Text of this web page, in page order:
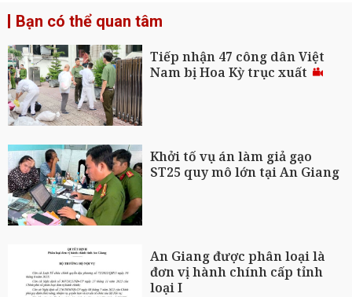
Bạn có thể quan tâm
Tiếp nhận 47 công dân Việt
Nam bị Hoa Kỳ trục xuất
Khởi tố vụ án làm giả gạo
ST25 quy mô lớn tại An Giang
An Giang được phân loại là
đơn vị hành chính cấp tỉnh
loại I